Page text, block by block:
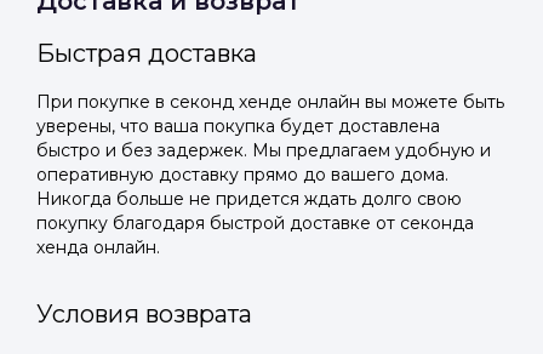
Быстрая доставка
При покупке в секонд хенде онлайн вы можете быть
уверены, что ваша покупка будет доставлена
быстро и без задержек. Мы предлагаем удобную и
оперативную доставку прямо до вашего дома.
Никогда больше не придется ждать долго свою
покупку благодаря быстрой доставке от секонда
хенда онлайн.
Условия возврата